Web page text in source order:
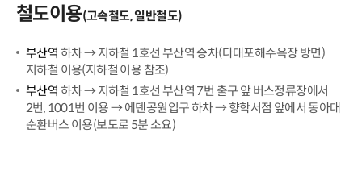
철도이용(고속철도, 일반철도)
부산역 하차 → 지하철 1호선 부산역 승차(다대포해수욕장 방면)
지하철 이용(지하철 이용 참조)
부산역 하차 → 지하철 1호선 부산역 7번 출구 앞 버스정류장에서
2번, 1001번 이용 → 에덴공원입구 하차 → 향학서점 앞에서 동아대
순환버스 이용(보도로 5분 소요)